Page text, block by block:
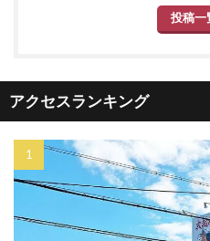
投稿一
アクセスランキング